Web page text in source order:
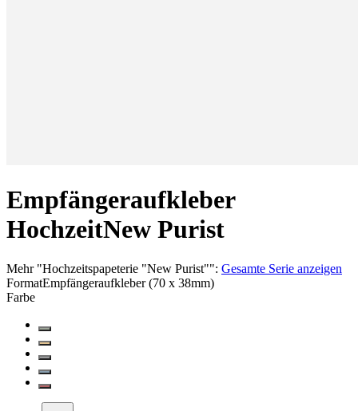
Empfängeraufkleber
HochzeitNew Purist
Mehr"Hochzeitspapeterie "New Purist"": Gesamte Serie anzeigen
FormatEmpfängeraufkleber (70 x 38mm)
Farbe